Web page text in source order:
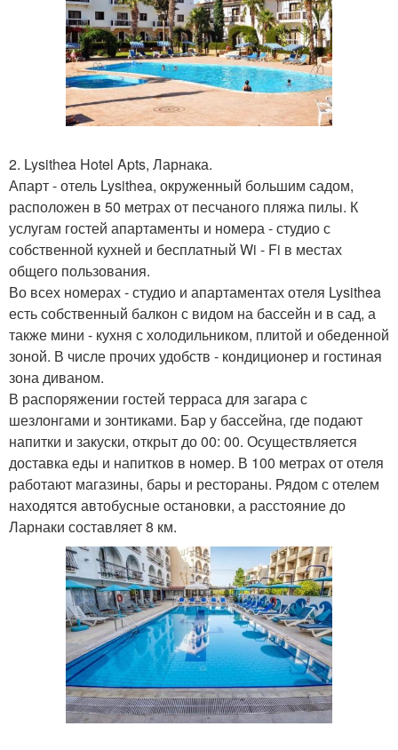
2. Lysithea Hotel Apts, Ларнака.
Апарт - отель Lysithea, окруженный большим садом,
расположен в 50 метрах от песчаного пляжа пилы. К
услугам гостей апартаменты и номера - студио с
собственной кухней и бесплатный Wi - Fi в местах
общего пользования.
Во всех номерах - студио и апартаментах отеля Lysithea
есть собственный балкон с видом на бассейн и в сад, а
также мини - кухня с холодильником, плитой и обеденной
зоной. В числе прочих удобств - кондиционер и гостиная
зона диваном.
В распоряжении гостей терраса для загара с
шезлонгами и зонтиками. Бар у бассейна, где подают
напитки и закуски, открыт до 00: 00. Осуществляется
доставка еды и напитков в номер. В 100 метрах от отеля
работают магазины, бары и рестораны. Рядом с отелем
находятся автобусные остановки, а расстояние до
Ларнаки составляет 8 км.